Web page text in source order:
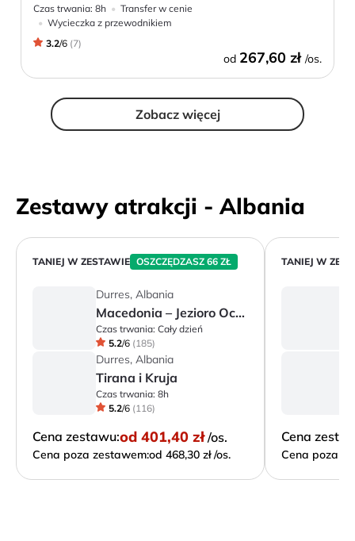
Czas trwania: 8h
Transfer w cenie
Wycieczka z przewodnikiem
3.2/6 (7)
od 267,60 zł /os.
Zobacz więcej
Zestawy atrakcji - Albania
TANIEJ W ZESTAWIE OSZCZĘDZASZ 66 ZŁ
Durres, Albania
Macedonia – Jezioro Ochrydzkie i miasto Ochryda
Czas trwania: Cały dzień
5.2/6 (185)
Durres, Albania
Tirana i Kruja
Czas trwania: 8h
5.2/6 (116)
Cena zestawu:od 401,40 zł /os.
Cena poza zestawem:od 468,30 zł /os.
TANIEJ W
Cena
Cena poza